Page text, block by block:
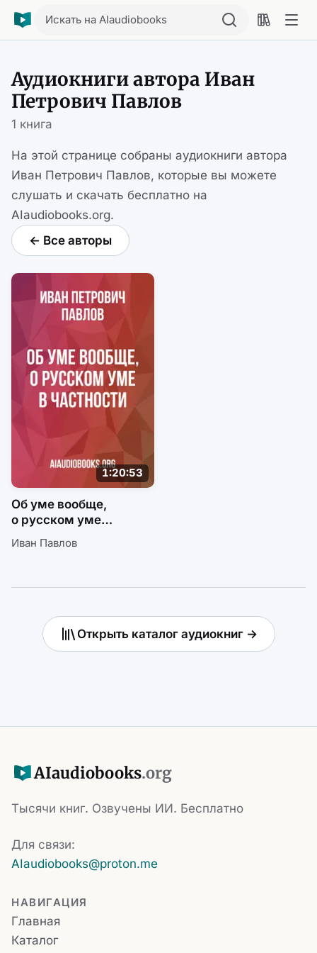
Искать на AIaudiobooks
Аудиокниги автора Иван
Петрович Павлов
1 книга
На этой странице собраны аудиокниги автора
Иван Петрович Павлов, которые вы можете
слушать и скачать бесплатно на
AIaudiobooks.org.
← Все авторы
1:20:53
Об уме вообще,
о русском уме
в частности
Иван Павлов
Открыть каталог аудиокниг →
AIaudiobooks.org
Тысячи книг. Озвучены ИИ. Бесплатно
Для связи:
AIaudiobooks@proton.me
НАВИГАЦИЯ
Главная
Каталог